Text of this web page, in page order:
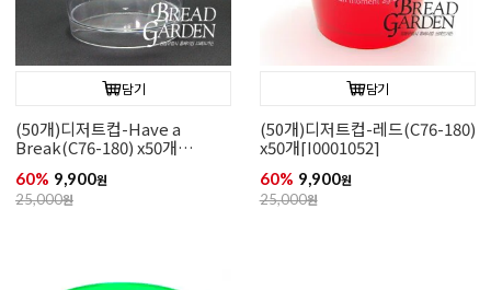
담기
(50개)디저트컵-Have a
Break(C76-180) x50개
60% 9,900원
25,000원
담기
(50개)디저트컵-레드(C76-180)
x50개[I0001052]
60% 9,900원
25,000원